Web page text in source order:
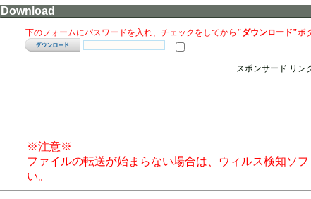
Download
下のフォームにパスワードを入れ、チェックをしてから "ダウンロード"ボ
スポンサード リン
※注意※
ファイルの転送が始まらない場合は、ウィルス検知ソ
い。